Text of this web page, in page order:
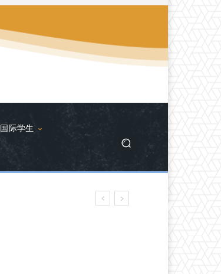
国际学生